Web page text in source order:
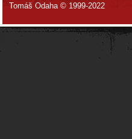
Tomáš Odaha © 1999-2022